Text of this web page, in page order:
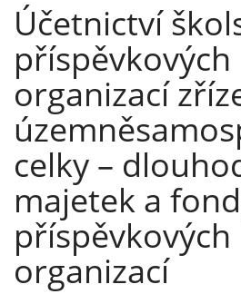
Účetnictví
příspěvkových
organizací
celky –
majetek a
příspěvkových
organizací